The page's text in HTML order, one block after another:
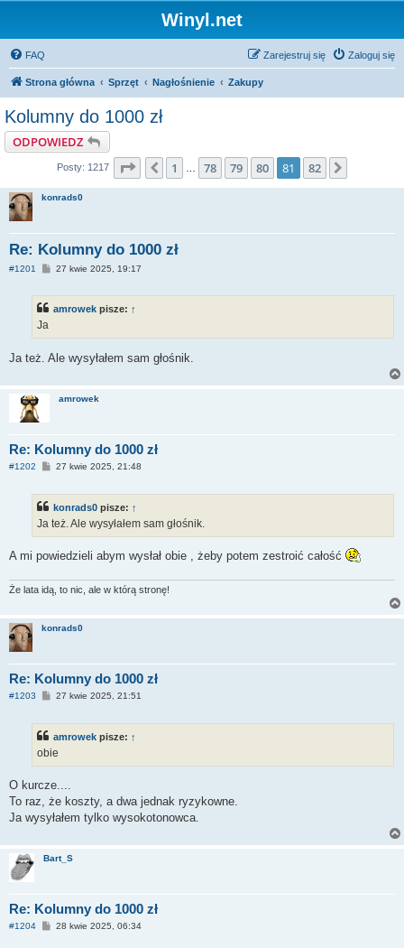
Winyl.net
FAQ Zaloguj się
Zarejestruj się
Strona główna Sprzęt Nagłośnienie Zakupy
Kolumny do 1000 zł
ODPOWIEDZ
Posty: 1217 Strona 81z 82
Poprzednia
1 78 79 80 81 82
konrads0
Re: Kolumny do 1000 zł
#1201
P27 kwie 2025, 19:17
amrowek pisze: ↑
Ja
Ja też. Ale wysyłałem sam głośnik.
amrowek
Re: Kolumny do 1000 zł
#1202
P27 kwie 2025, 21:48
konrads0 pisze: ↑
Ja też. Ale wysyłałem sam głośnik.
A mi powiedzieli abym wysłał obie , żeby potem zestroić całość
Że lata idą, to nic, ale w którą stronę!
konrads0
Re: Kolumny do 1000 zł
#1203
P27 kwie 2025, 21:51
amrowek pisze: ↑
obie
O kurcze....
To raz, że koszty, a dwa jednak ryzykowne.
Ja wysyłałem tylko wysokotonowca.
Bart_S
Re: Kolumny do 1000 zł
#1204
P28 kwie 2025, 06:34